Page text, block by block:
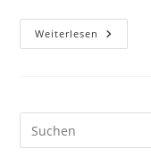
Weiterlesen Das
Erste
Jahr